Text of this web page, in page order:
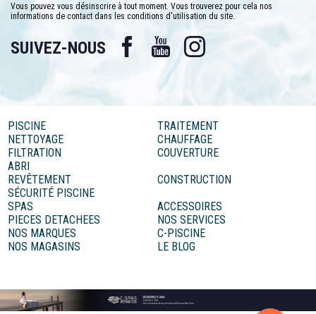
En choisissant le traitement eau piscine bio UV, vous optez pour une méthode
respectueuse de l'environnement. En réduisant la dépendance aux produits
chimiques, vous contribuez à la préservation de notre planète tout en profitant
d'une eau de piscine d'une pureté exceptionnelle.
écologique pour le traitement de leur piscine. C'est un investissement dans
votre bien-être et dans la protection de l'environnement.
Vous pouvez vous désinscrire à tout moment. Vous trouverez pour cela nos
informations de contact dans les conditions d'utilisation du site.
SUIVEZ-NOUS Facebook YouTube
PISCINE
TRAITEMENT
NETTOYAGE
CHAUFFAGE
FILTRATION
COUVERTURE
ABRI
REVÊTEMENT
CONSTRUCTION
SÉCURITÉ PISCINE
SPAS
ACCESSOIRES
PIECES DETACHEES
NOS SERVICES
NOS MARQUES
C-PISCINE
NOS MAGASINS
LE BLOG